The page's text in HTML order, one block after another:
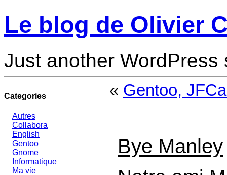
Le blog de Olivier
Just another WordPress
Categories
Autres
Collabora
English
Gentoo
Gnome
Informatique
Ma vie
« Gentoo,
Bye Manley